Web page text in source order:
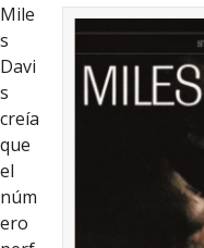
Mile
s
Davi
s
creía
que
el
núm
ero